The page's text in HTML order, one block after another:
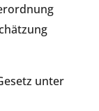
unter